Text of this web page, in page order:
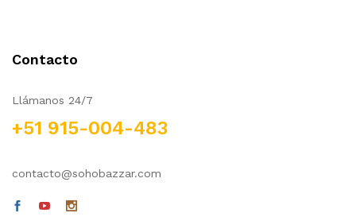
Contacto
Llámanos 24/7
+51 915-004-483
contacto@sohobazzar.com